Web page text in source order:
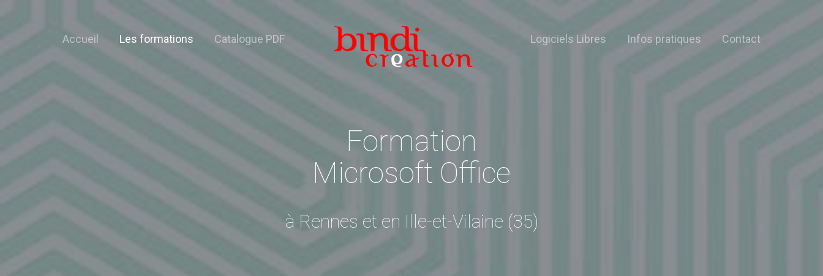
Accueil Les formations Catalogue PDF Logiciels Libres Infos pratiques Contact
Formation
Microsoft Office
à Rennes et en Ille-et-Vilaine (35)